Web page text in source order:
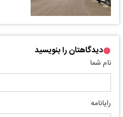
دیدگاهتان را بنویسید
نام شما
رایانامه